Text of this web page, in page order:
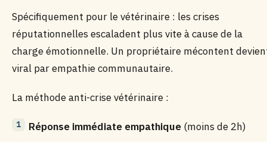
Spécifiquement pour le vétérinaire : les crises
réputationnelles escaladent plus vite à cause de la
charge émotionnelle. Un propriétaire mécontent
viral par empathie communautaire.
La méthode anti-crise vétérinaire :
Réponse immédiate empathique (moins de 2h)